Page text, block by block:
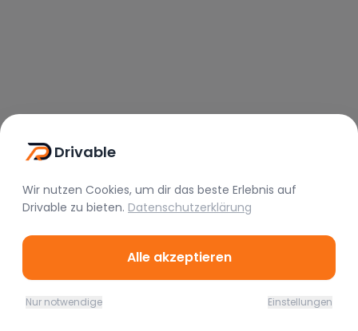
Drivable
Wir nutzen Cookies, um dir das beste Erlebnis auf
Drivable zu bieten. Datenschutzerklärung
Alle akzeptieren
Nur notwendige Einstellungen